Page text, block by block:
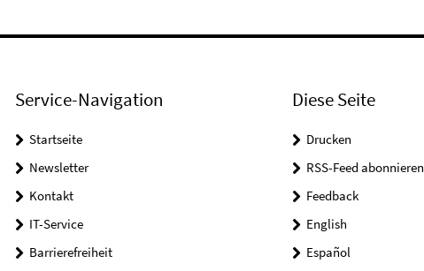
Service-Navigation
Startseite
Newsletter
Kontakt
IT-Service
Barrierefreiheit
Diese Seite
Drucken
RSS-Feed abonnieren
Feedback
English
Español